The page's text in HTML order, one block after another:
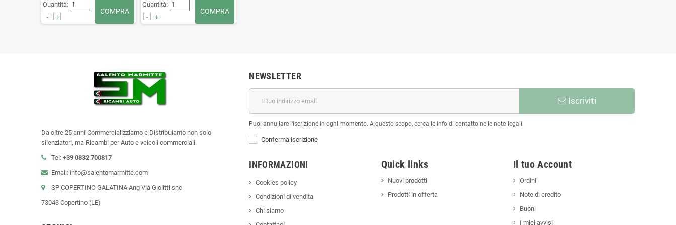
Quantità:
-
+
COMPRA
Quantità:
-
+
COMPRA
Da oltre 25 anni Commercializziamo e Distribuiamo non solo
silenziatori, ma Ricambi per Auto e veicoli commerciali.
Tel: +39 0832 700817
Email: info@salentomarmitte.com
SP COPERTINO GALATINA Ang Via Giolitti snc
73043 Copertino (LE)
NEWSLETTER
Iscriviti
Puoi annullare l'iscrizione in ogni momento. A questo scopo, cerca le info di contatto nelle note legali.
Conferma iscrizione
INFORMAZIONI
Cookies policy
Condizioni di vendita
Chi siamo
Quick links
Nuovi prodotti
Prodotti in offerta
Il tuo Account
Ordini
Note di credito
Buoni
I miei avvisi